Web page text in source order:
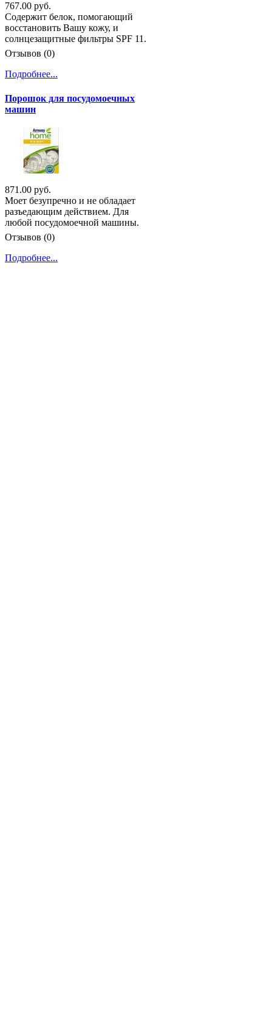
767.00 руб.
Содержит белок, помогающий
восстановить Вашу кожу, и
солнцезащитные фильтры SPF 11.
Отзывов (0)
Подробнее...
Порошок для посудомоечных
машин
871.00 руб.
Моет безупречно и не обладает
разъедающим действием. Для
любой посудомоечной машины.
Отзывов (0)
Подробнее...